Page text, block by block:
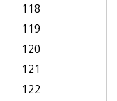
118
119
120
121
122